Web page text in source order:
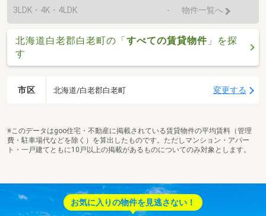
3LDK・4K・4LDK - 物件一覧へ
北海道白老郡白老町の「すべての賃貸物件 」を探
す
市区 北海道/白老郡白老町 変更する
※このデータはgoo住宅・不動産に掲載されている賃貸物件の平均賃料（管理
費・駐車場代などを除く）を算出したものです。ただしマンション・アパー
ト・一戸建てともに10戸以上の掲載があるものについてのみ対象とします。
お気に入りの物件を見逃さない！